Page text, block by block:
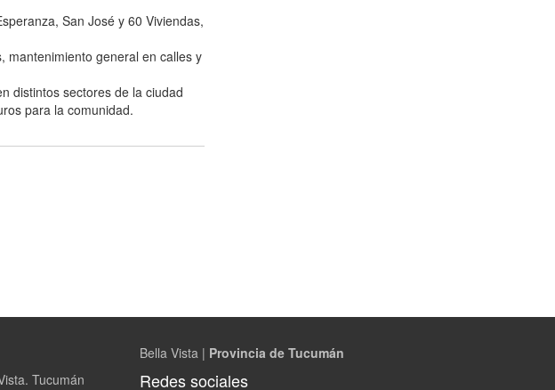
San José y 60 Viviendas,
mantenimiento general en calles y
distintos sectores de la ciudad
para la comunidad.
Tucumán
Bella Vista | Provincia de Tucumán
Redes sociales